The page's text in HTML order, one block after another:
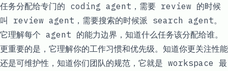
任务分配给专门的 coding agent，需要 review 的时候
叫 review agent，需要搜索的时候派 search agent。
它理解每个 agent 的能力边界，知道什么任务该分配给谁。
更重要的是，它理解你的工作习惯和优先级。知道你更关注性能
还是可维护性，知道你们团队的规范，它就是 workspace 最